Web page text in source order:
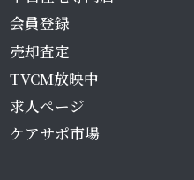
会員登録
売却査定
TVCM放映中
求人ページ
ケアサポ市場